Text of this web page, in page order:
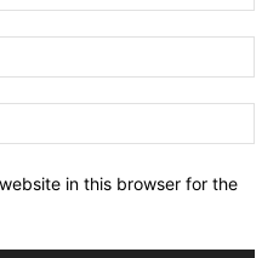
in this browser for the